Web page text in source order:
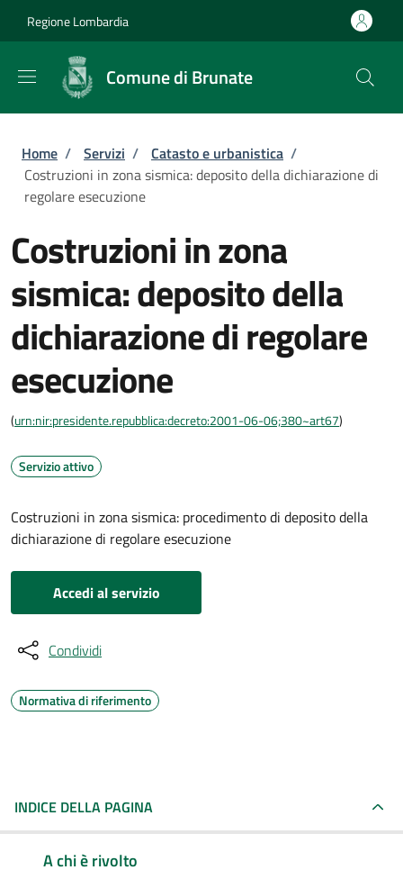
Regione Lombardia
Comune di Brunate
Briciole di pane
Home / Servizi / Catasto e urbanistica /
Costruzioni in zona sismica: deposito della dichiarazione di
regolare esecuzione
Costruzioni in zona
sismica: deposito della
dichiarazione di regolare
esecuzione
(urn:nir:presidente.repubblica:decreto:2001-06-06;380~art67)
Servizio attivo
Costruzioni in zona sismica: procedimento di deposito della
dichiarazione di regolare esecuzione
Accedi al servizio
Condividi
Normativa di riferimento
INDICE DELLA PAGINA
A chi è rivolto